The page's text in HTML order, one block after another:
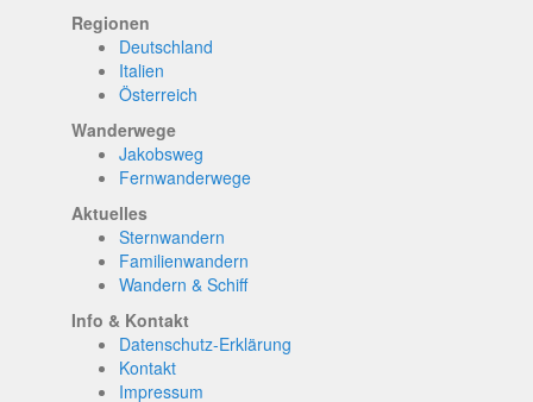
Regionen
Deutschland
Italien
Österreich
Wanderwege
Jakobsweg
Fernwanderwege
Aktuelles
Sternwandern
Familienwandern
Wandern & Schiff
Info & Kontakt
Datenschutz-Erklärung
Kontakt
Impressum